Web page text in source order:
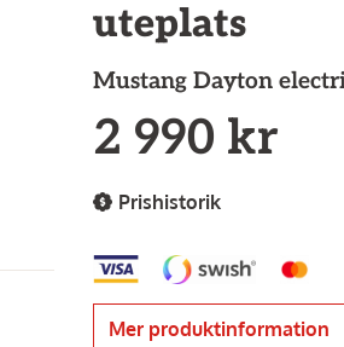
uteplats
Mustang Dayton
2 990 kr
Prishistorik
Mer produktinformation